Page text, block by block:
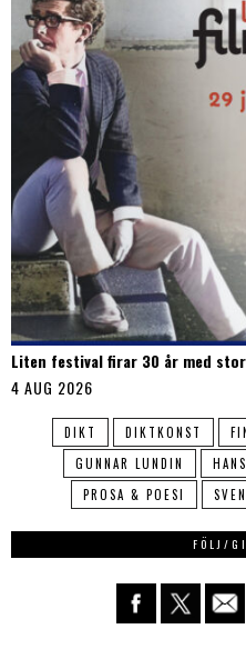
Liten festival firar 30 år med
4 AUG 2026
DIKT DIKTKONST
GUNNAR LUNDIN
PROSA & POESI
FÖLJ/